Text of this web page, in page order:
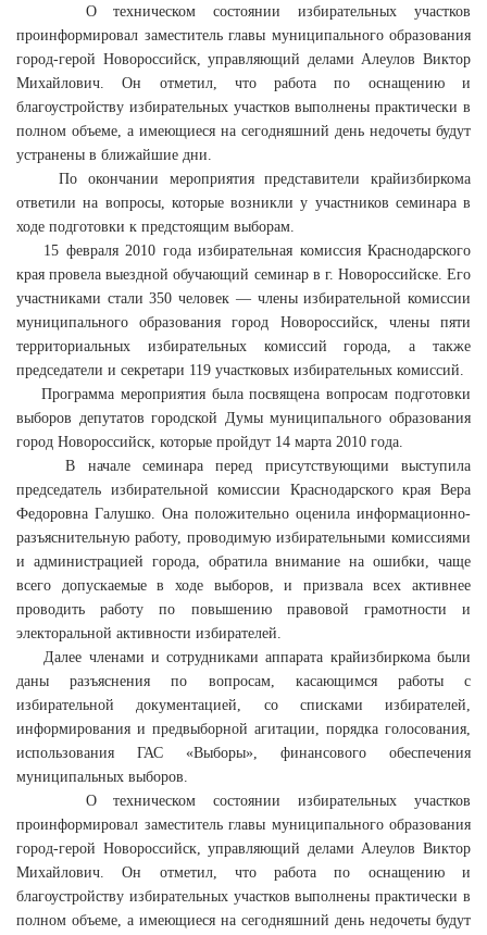
О техническом состоянии избирательных участков
проинформировал заместитель главы муниципального образования
город-герой Новороссийск, управляющий делами Алеулов Виктор
Михайлович. Он отметил, что работа по оснащению и
благоустройству избирательных участков выполнены практически в
полном объеме, а имеющиеся на сегодняшний день недочеты будут
устранены в ближайшие дни.
По окончании мероприятия представители крайизбиркома
ответили на вопросы, которые возникли у участников семинара в
ходе подготовки к предстоящим выборам.
15 февраля 2010 года избирательная комиссия Краснодарского
края провела выездной обучающий семинар в г. Новороссийске. Его
участниками стали 350 человек — члены избирательной комиссии
муниципального образования город Новороссийск, члены пяти
территориальных избирательных комиссий города, а также
председатели и секретари 119 участковых избирательных комиссий.
Программа мероприятия была посвящена вопросам подготовки
выборов депутатов городской Думы муниципального образования
город Новороссийск, которые пройдут 14 марта 2010 года.
В начале семинара перед присутствующими выступила
председатель избирательной комиссии Краснодарского края Вера
Федоровна Галушко. Она положительно оценила информационно-
разъяснительную работу, проводимую избирательными комиссиями
и администрацией города, обратила внимание на ошибки, чаще
всего допускаемые в ходе выборов, и призвала всех активнее
проводить работу по повышению правовой грамотности и
электоральной активности избирателей.
Далее членами и сотрудниками аппарата крайизбиркома были
даны разъяснения по вопросам, касающимся работы с
избирательной документацией, со списками избирателей,
информирования и предвыборной агитации, порядка голосования,
использования ГАС «Выборы», финансового обеспечения
муниципальных выборов.
О техническом состоянии избирательных участков
проинформировал заместитель главы муниципального образования
город-герой Новороссийск, управляющий делами Алеулов Виктор
Михайлович. Он отметил, что работа по оснащению и
благоустройству избирательных участков выполнены практически в
полном объеме, а имеющиеся на сегодняшний день недочеты будут